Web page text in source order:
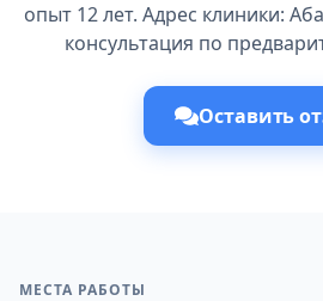
опыт 12 лет. Адрес клиники:
консультация по
Оставить
МЕСТА РАБОТЫ